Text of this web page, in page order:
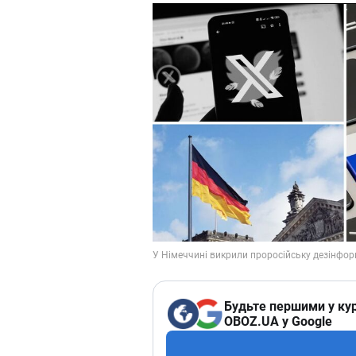
Будьте першими у
OBOZ.UA у Google